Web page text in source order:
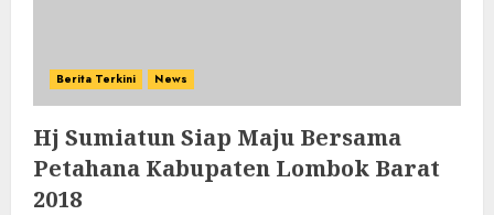
Berita Terkini News
Hj Sumiatun Siap Maju Bersama
Petahana Kabupaten Lombok Barat
2018